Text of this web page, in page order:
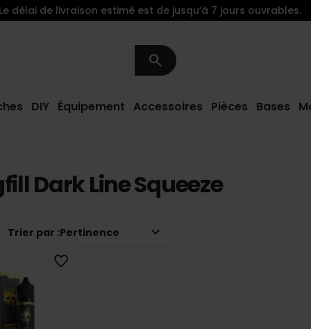
search
DIY Équipement Accessoires Pièces Bases
Le délai de livraison estimé est de jusqu’à 7 jours ouvrables.
Dark Line Squeeze
Trier par :Pertinence keyboard_arrow_down
favorite_border